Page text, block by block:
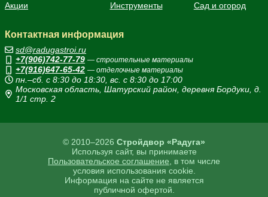
© 2010–2026 Стройдвор «Радуга»
Используя сайт, вы принимаете
Пользовательское соглашение , в том числе
условия использования cookie.
Информация на сайте не является
публичной офертой.
Акции
Инструменты
Сад и огород
Контактная информация
sd@radugastroi.ru
+7(906)742-77-79 — строительные материалы
+7(916)647-65-42 — отделочные материалы
пн.–сб. с 8:30 до 18:30, вс. с 8:30 до 17:00
Московская область, Шатурский район, деревня Бордуки, д.
1/1 стр. 2